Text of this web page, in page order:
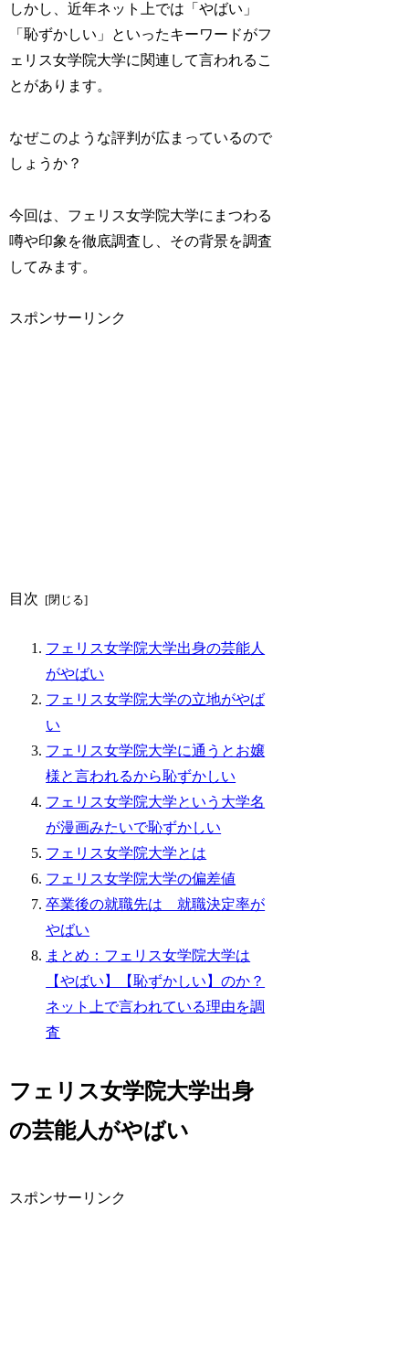
しかし、近年ネット上では「やばい」
「恥ずかしい」といったキーワードがフ
ェリス女学院大学に関連して言われるこ
とがあります。
なぜこのような評判が広まっているので
しょうか？
今回は、フェリス女学院大学にまつわる
噂や印象を徹底調査し、その背景を調査
してみます。
スポンサーリンク
目次
フェリス女学院大学出身の芸能人
がやばい
フェリス女学院大学の立地がやば
い
フェリス女学院大学に通うとお嬢
様と言われるから恥ずかしい
フェリス女学院大学という大学名
が漫画みたいで恥ずかしい
フェリス女学院大学とは
フェリス女学院大学の偏差値
卒業後の就職先は 就職決定率が
やばい
まとめ：フェリス女学院大学は
【やばい】【恥ずかしい】のか？
ネット上で言われている理由を調
査
フェリス女学院大学出身
の芸能人がやばい
スポンサーリンク